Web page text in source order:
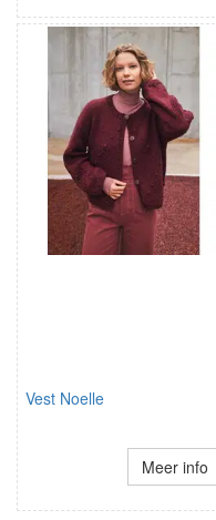
Vest Noelle
Meer info